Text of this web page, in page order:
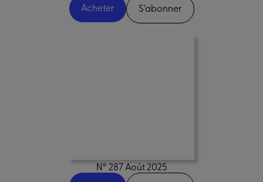
Acheter
S'abonner
N° 287 Août 2025